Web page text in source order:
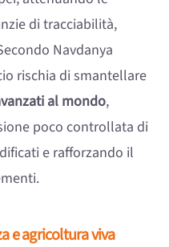
di tracciabilità,
Navdanya
rischia di smantellare
al mondo,
poco controllata di
e rafforzando il
e agricoltura viva